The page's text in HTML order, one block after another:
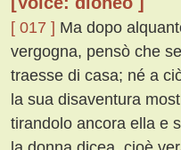
[ 017 ] Ma dopo
vergogna, pensò che
traesse di casa; né a
la sua disaventura
tirandolo ancora ella e